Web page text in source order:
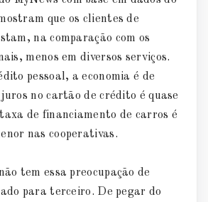
que os clientes de
na comparação com os
menos em diversos serviços.
pessoal, a economia é de
no cartão de crédito é quase
de financiamento de carros é
nas cooperativas.
tem essa preocupação de
para terceiro. De pegar do